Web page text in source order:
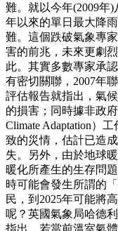
難。就以今年(2009年
年以來的單日最大降
難。這個跌破氣象專
害的前兆，未來更劇
此。其實多數專家承
有密切關聯，2007年
評估報告就指出，氣
的損害；同時據非政
Climate Adaptation）
致的災情，估計已造
失。另外，由於地球
暖化所產生的生存問
時可能會發生所謂的
民，到2025年可能將
呢？英國氣象局哈德
指出，若當前溫室氣